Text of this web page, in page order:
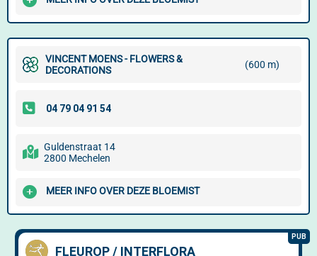
VINCENT MOENS - FLOWERS &
DECORATIONS
(600 m)
Guldenstraat 14
2800 Mechelen
MEER INFO OVER DEZE BLOEMIST